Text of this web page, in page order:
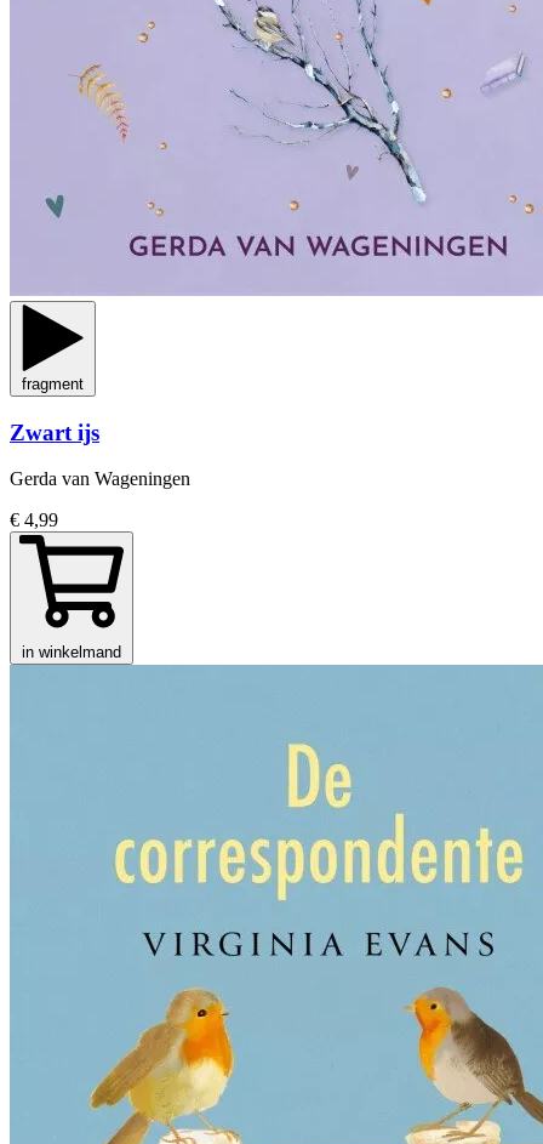
fragment
Zwart ijs
Gerda van Wageningen
€ 4,99
in winkelmand